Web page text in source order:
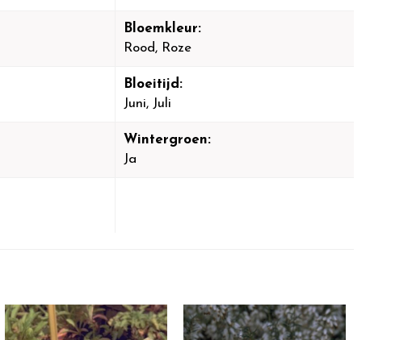
Bloemkleur:
Rood, Roze
Bloeitijd:
Juni, Juli
Wintergroen:
Ja